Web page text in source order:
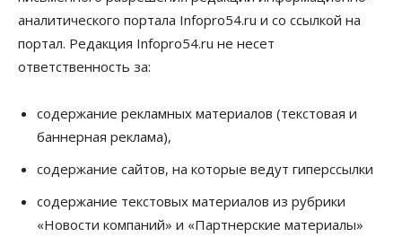
на выходных
07 Августа 2026, 12:00
Общество
07 Августа 2026, 11:30
Деньгами будут распоряжаться дети: в десяти
инициативное бюджетирование
07 Августа 2026, 11:00
аналитического портала Infopro54.ru и со ссылкой на
портал. Редакция Infopro54.ru не несет
ответственность за:
содержание рекламных материалов (текстовая и
баннерная реклама),
содержание сайтов, на которые ведут гиперссылки
содержание текстовых материалов из рубрики
«Новости компаний» и «Партнерские материалы»